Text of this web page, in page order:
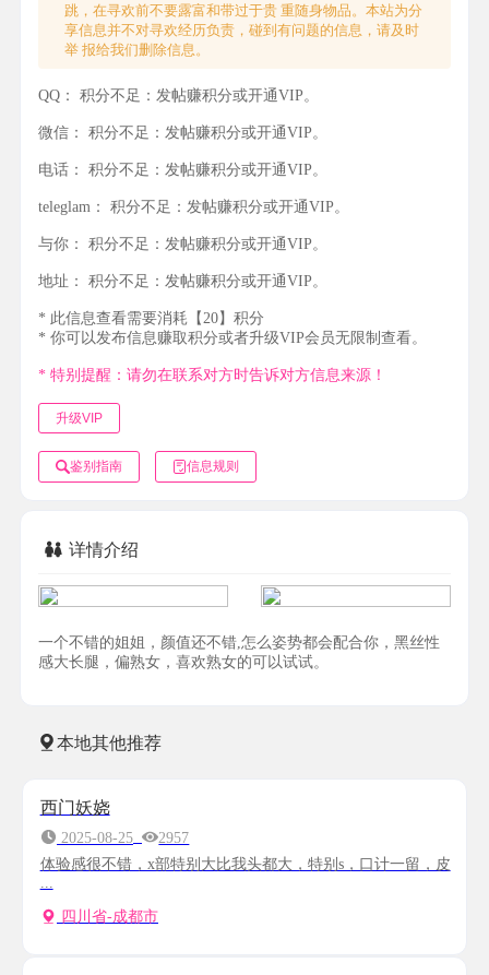
跳，在寻欢前不要露富和带过于贵 重随身物品。本站为分
享信息并不对寻欢经历负责，碰到有问题的信息，请及时
举 报给我们删除信息。
QQ： 积分不足：发帖赚积分或开通VIP。
微信： 积分不足：发帖赚积分或开通VIP。
电话： 积分不足：发帖赚积分或开通VIP。
teleglam： 积分不足：发帖赚积分或开通VIP。
与你： 积分不足：发帖赚积分或开通VIP。
地址： 积分不足：发帖赚积分或开通VIP。
* 此信息查看需要消耗【20】积分
* 你可以发布信息赚取积分或者升级VIP会员无限制查看。
* 特别提醒：请勿在联系对方时告诉对方信息来源！
升级VIP
鉴别指南 信息规则
详情介绍
一个不错的姐姐，颜值还不错,怎么姿势都会配合你，黑丝性
感大长腿，偏熟女，喜欢熟女的可以试试。
本地其他推荐
西门妖娆
2025-08-25
2957
体验感很不错，x部特别大比我头都大，特别s，口计一留，皮
...
四川省-成都市